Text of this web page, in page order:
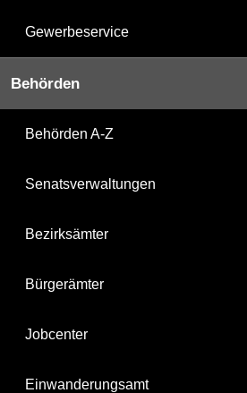
Gewerbeservice
Behörden
Behörden A-Z
Senatsverwaltungen
Bezirksämter
Bürgerämter
Jobcenter
Einwanderungsamt